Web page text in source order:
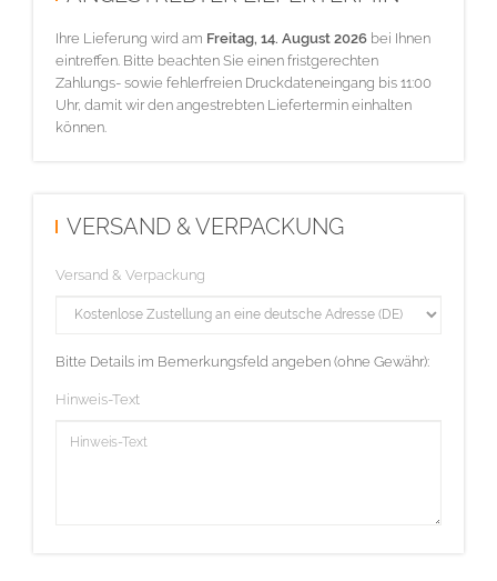
Ihre Lieferung wird am Freitag, 14. August 2026 bei Ihnen
eintreffen. Bitte beachten Sie einen fristgerechten
Zahlungs- sowie fehlerfreien Druckdateneingang bis 11:00
Uhr, damit wir den angestrebten Liefertermin einhalten
können.
VERSAND & VERPACKUNG
Versand & Verpackung
Bitte Details im Bemerkungsfeld angeben (ohne Gewähr):
Hinweis-Text